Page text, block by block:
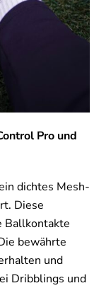
Pro und
dichtes Mesh-
Diese
Ballkontakte
bewährte
und
Dribblings und